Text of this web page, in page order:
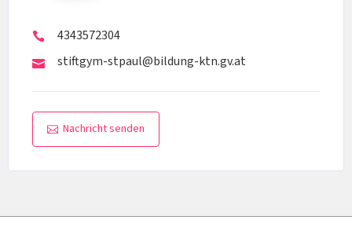
4343572304
stiftgym-stpaul@bildung-ktn.gv.at
Nachricht senden